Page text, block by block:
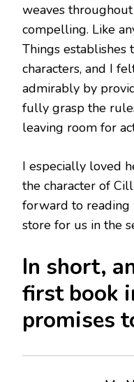
weaves
compelling. Like
Things
characters, and I
admirably by
fully grasp the
leaving room for
I especially loved
the character of
forward to reading
store for us in the
In short,
first book
promises